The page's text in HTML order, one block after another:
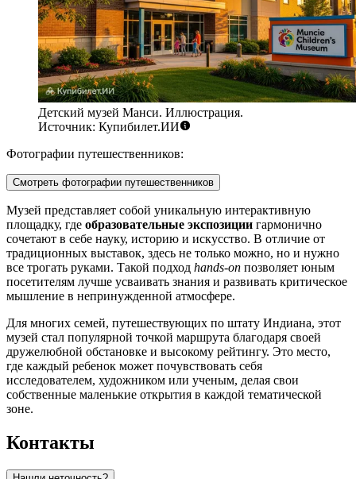
Детский музей Манси. Иллюстрация.
Источник: Купибилет.ИИ
Фотографии путешественников:
Смотреть фотографии путешественников
Музей представляет собой уникальную интерактивную
площадку, где образовательные экспозиции гармонично
сочетают в себе науку, историю и искусство. В отличие от
традиционных выставок, здесь не только можно, но и нужно
все трогать руками. Такой подход hands-on позволяет юным
посетителям лучше усваивать знания и развивать критическое
мышление в непринужденной атмосфере.
Для многих семей, путешествующих по штату Индиана, этот
музей стал популярной точкой маршрута благодаря своей
дружелюбной обстановке и высокому рейтингу. Это место,
где каждый ребенок может почувствовать себя
исследователем, художником или ученым, делая свои
собственные маленькие открытия в каждой тематической
зоне.
Контакты